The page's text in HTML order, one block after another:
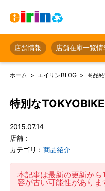
店舗情報 店舗在庫一覧情
ホーム エイリンBLOG 商品
特別なTOKYOBIKE
2015.07.14
店舗：
カテゴリ： 商品紹介
本記事は最新の更新か
容が古い可能性がありま